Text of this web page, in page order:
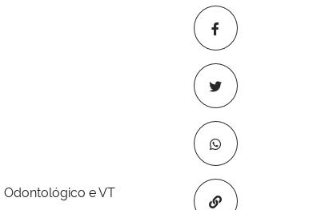
Copiar para
Odontológico e VT